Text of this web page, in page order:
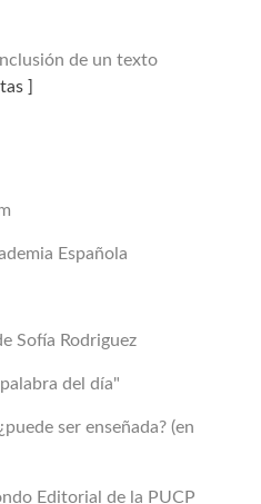
de un texto
]
Española
Sofía Rodriguez
del día"
ser enseñada? (en
Editorial de la PUCP